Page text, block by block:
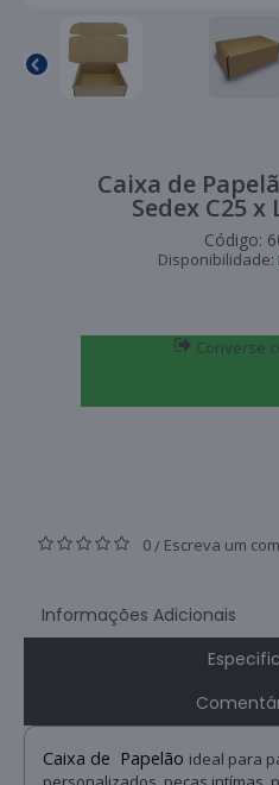
Caixa de
Sedex C25 x
Código:
Disponibilidade:
Converse
0 / Escreva um
Informações Adicionais
Caixa de Papelão ideal para